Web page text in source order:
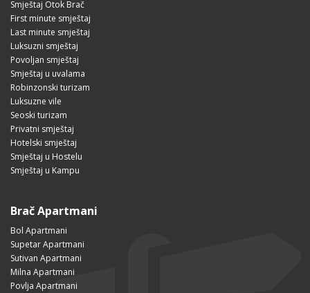
Smještaj Otok Brač
First minute smještaj
Last minute smještaj
Luksuzni smještaj
Povoljan smještaj
Smještaj u uvalama
Robinzonski turizam
Luksuzne vile
Seoski turizam
Privatni smještaj
Hotelski smještaj
Smještaj u Hostelu
Smještaj u Kampu
Brač Apartmani
Bol Apartmani
Supetar Apartmani
Sutivan Apartmani
Milna Apartmani
Povlja Apartmani